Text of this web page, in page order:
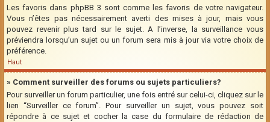
Les favoris dans phpBB 3 sont comme les favoris de votre navigateur.
Vous n’êtes pas nécessairement averti des mises à jour, mais vous
pouvez revenir plus tard sur le sujet. A l’inverse, la surveillance vous
préviendra lorsqu’un sujet ou un forum sera mis à jour via votre choix de
préférence.
Haut
» Comment surveiller des forums ou sujets particuliers?
Pour surveiller un forum particulier, une fois entré sur celui-ci, cliquez sur le
lien “Surveiller ce forum”. Pour surveiller un sujet, vous pouvez soit
répondre à ce sujet et cocher la case du formulaire de rédaction de